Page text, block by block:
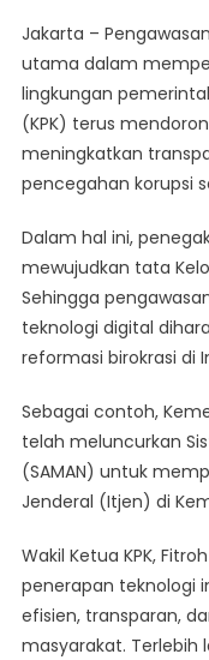
Jakarta –
utama dalam
lingkungan
(KPK) terus
meningkatkan
pencegahan korupsi
Dalam hal ini,
mewujudkan tata
Sehingga
teknologi digital
reformasi birokrasi di
Sebagai contoh,
telah meluncurkan
(SAMAN) untuk
Jenderal (Itjen) di
Wakil Ketua KPK,
penerapan teknologi
efisien, transparan,
masyarakat. Terlebih